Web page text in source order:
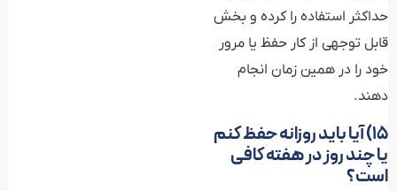
حداکثر استفاده را کرده و بخش
قابل توجهی از کار حفظ یا مرور
خود را در همین زمان انجام
دهند.
۱۵) آیا باید روزانه حفظ کنم
یا چند روز در هفته کافی
است؟